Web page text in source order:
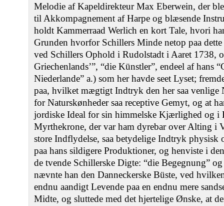
Melodie af Kapeldirekteur Max Eberwein, der
til Akkompagnement af Harpe og blæsende
holdt Kammerraad Werlich en kort Tale, hvori
Grunden hvorfor Schillers Minde netop paa
ved Schillers Ophold i Rudolstadt i Aaret 1738,
Griechenlands’”, “die Künstler”, endeel af hans
Niederlande” a.) som her havde seet Lyset;
paa, hvilket mægtigt Indtryk den her saa venlige
for Naturskønheder saa receptive Gemyt, og at
jordiske Ideal for sin himmelske Kjærlighed og i
Myrthekrone, der var ham dyrebar over Alting i
store Indflydelse, saa betydelige Indtryk physisk
paa hans sildigere Produktioner, og henviste i
de tvende Schillerske Digte: “die Begegnung”
nævnte han den Danneckerske Büste, ved
endnu aandigt Levende paa en endnu mere
Midte, og sluttede med det hjertelige Ønske, at